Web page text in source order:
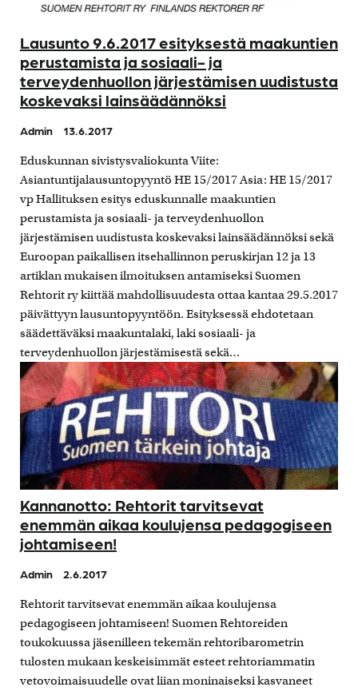
Lausunto 9.6.2017 esityksestä maakuntien
perustamista ja sosiaali- ja
terveydenhuollon järjestämisen uudistusta
koskevaksi lainsäädännöksi
Admin 13.6.2017
Eduskunnan sivistysvaliokunta Viite:
Asiantuntijalausuntopyyntö HE 15/2017 Asia: HE 15/2017
vp Hallituksen esitys eduskunnalle maakuntien
perustamista ja sosiaali- ja terveydenhuollon
järjestämisen uudistusta koskevaksi lainsäädännöksi sekä
Euroopan paikallisen itsehallinnon peruskirjan 12 ja 13
artiklan mukaisen ilmoituksen antamiseksi Suomen
Rehtorit ry kiittää mahdollisuudesta ottaa kantaa 29.5.2017
päivättyyn lausuntopyyntöön. Esityksessä ehdotetaan
säädettäväksi maakuntalaki, laki sosiaali- ja
terveydenhuollon järjestämisestä sekä…
Kannanotto: Rehtorit tarvitsevat
enemmän aikaa koulujensa pedagogiseen
johtamiseen!
Admin 2.6.2017
Rehtorit tarvitsevat enemmän aikaa koulujensa
pedagogiseen johtamiseen! Suomen Rehtoreiden
toukokuussa jäsenilleen tekemän rehtoribarometrin
tulosten mukaan keskeisimmät esteet rehtoriammatin
vetovoimaisuudelle ovat liian moninaiseksi kasvaneet